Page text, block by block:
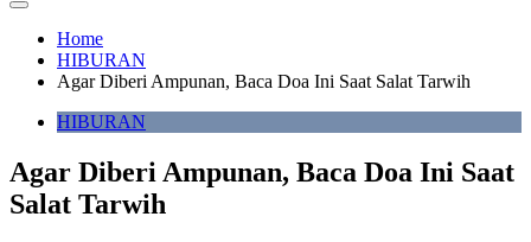
Home
HIBURAN
Agar Diberi Ampunan, Baca Doa Ini Saat Salat Tarwih
HIBURAN
Agar Diberi Ampunan, Baca Doa Ini Saat
Salat Tarwih